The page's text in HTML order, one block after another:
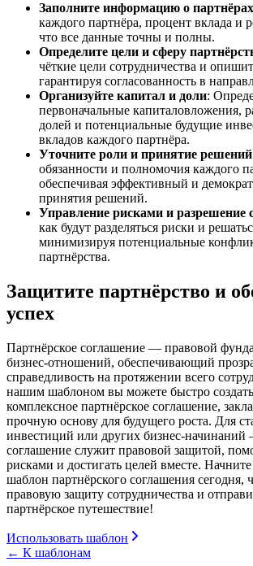
Заполните информацию о партнёрах
каждого партнёра, процент вклада и
что все данные точны и полны.
Определите цели и сферу
чёткие цели сотрудничества и
гарантируя согласованность в
Организуйте капитал и доли:
первоначальные капиталовложения,
долей и потенциальные будущие
вкладов каждого партнёра.
Уточните роли и принятие решений
обязанности и полномочия каждого
обеспечивая эффективный и
принятия решений.
Управление рисками и разрешение
как будут разделяться риски и
минимизируя потенциальные
партнёрства.
Защитите партнёрство и
успех
Партнёрское соглашение — правовой
бизнес-отношений, обеспечивающий
справедливость на протяжении всего
нашим шаблоном вы можете быстро
комплексное партнёрское соглашение,
прочную основу для будущего роста. Для
инвестиций или других бизнес-начинаний
соглашение служит правовой защитой,
рисками и достигать целей вместе.
шаблон партнёрского соглашения сегодня,
правовую защиту сотрудничества и
партнёрское путешествие!
Использовать шаблон
← К шаблонам